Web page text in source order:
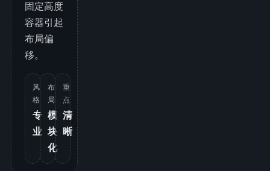
固定高度
容器引起
布局偏
移。
风
格
专
业
布
局
模
块
化
重
点
清
晰